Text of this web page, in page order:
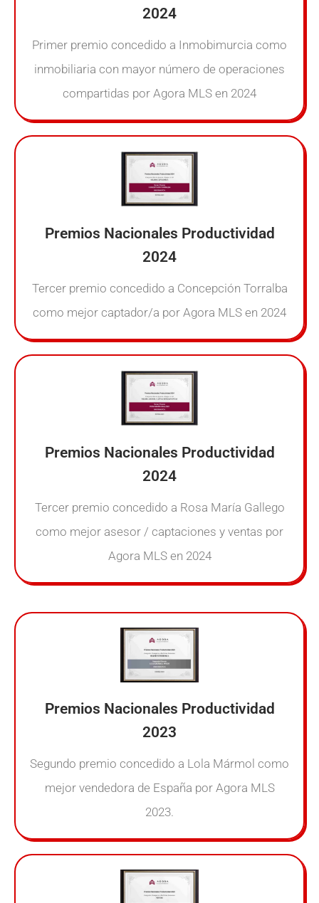
2024
Primer premio concedido a Inmobimurcia como
inmobiliaria con mayor número de operaciones
compartidas por Agora MLS en 2024
Premios Nacionales Productividad
2024
Tercer premio concedido a Concepción Torralba
como mejor captador/a por Agora MLS en 2024
Premios Nacionales Productividad
2024
Tercer premio concedido a Rosa María Gallego
como mejor asesor / captaciones y ventas por
Agora MLS en 2024
Premios Nacionales Productividad
2023
Segundo premio concedido a Lola Mármol como
mejor vendedora de España por Agora MLS
2023.